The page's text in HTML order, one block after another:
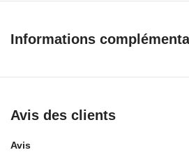
Couleur
Debout
forme
Pare-
téléphones
Informations
Avis des clients
Avis